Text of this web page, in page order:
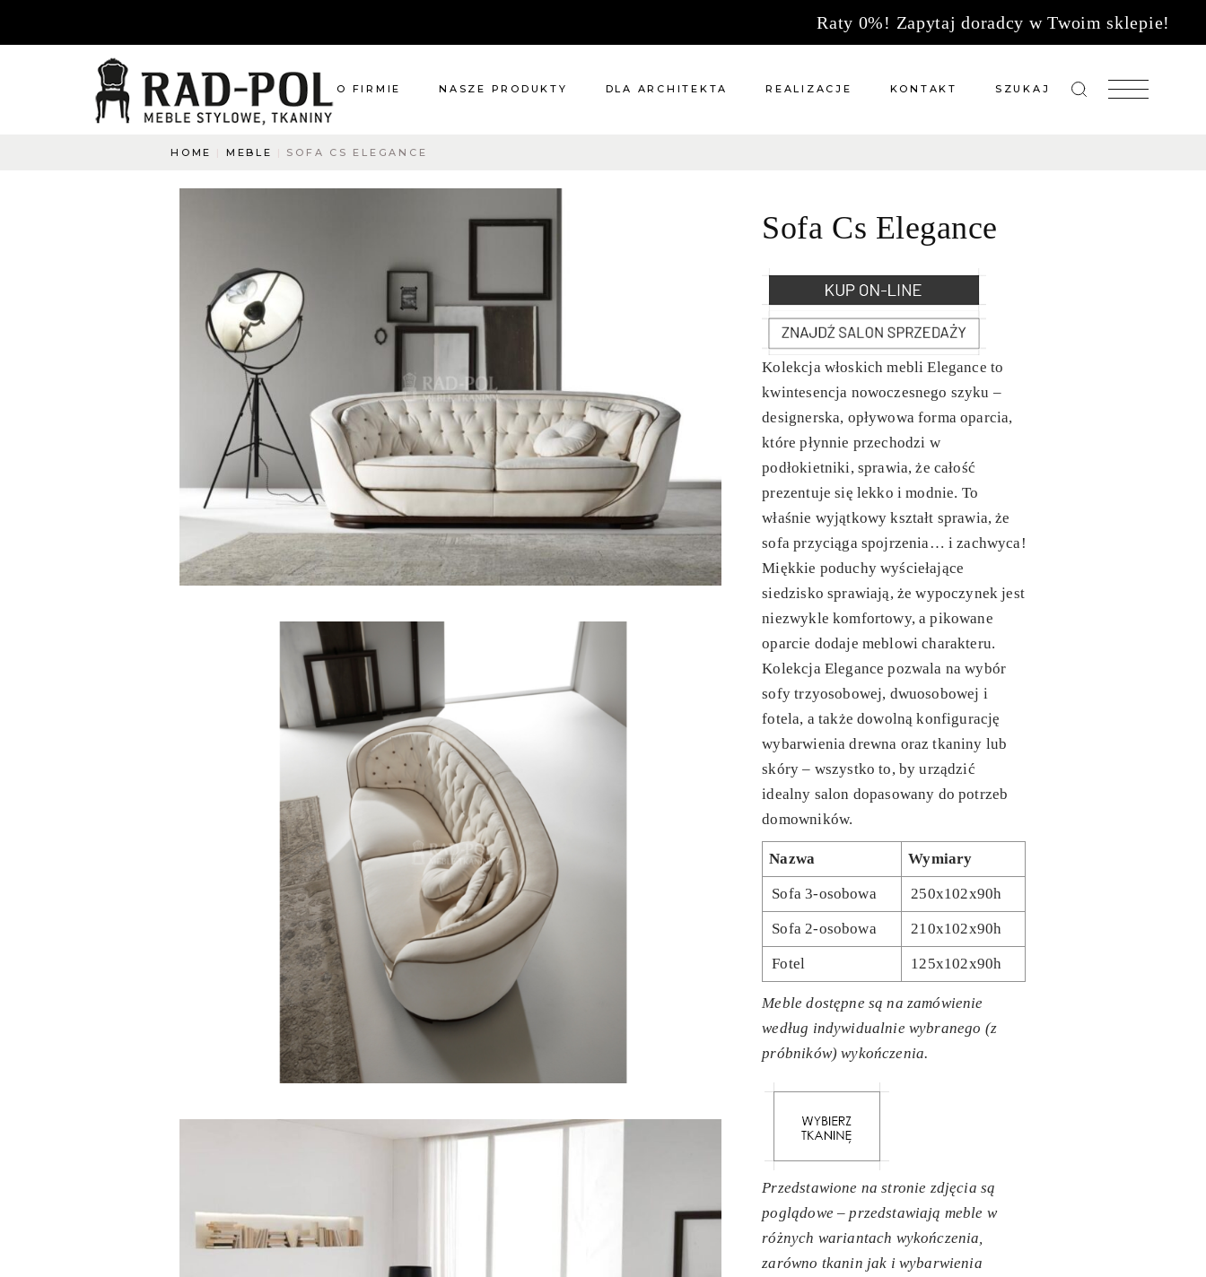
Raty 0%! Zapytaj doradcy w Twoim sklepie!
O FIRMIE
Napisz do nas
NASZE PRODUKTY
Oświetlenie
Dodatki
Tkaniny
Katalog
DLA ARCHITEKTA REALIZACJE KONTAKT
Kuchnie
Biuro
SZUKAJ
HOME MEBLE SOFA CS ELEGANCE
Sofa Cs Elegance
Kolekcja włoskich mebli Elegance to
kwintesencja nowoczesnego szyku –
designerska, opływowa forma oparcia,
które płynnie przechodzi w
podłokietniki, sprawia, że całość
prezentuje się lekko i modnie. To
właśnie wyjątkowy kształt sprawia, że
sofa przyciąga spojrzenia… i zachwyca!
Miękkie poduchy wyściełające
siedzisko sprawiają, że wypoczynek jest
niezwykle komfortowy, a pikowane
oparcie dodaje meblowi charakteru.
Kolekcja Elegance pozwala na wybór
sofy trzyosobowej, dwuosobowej i
fotela, a także dowolną konfigurację
wybarwienia drewna oraz tkaniny lub
skóry – wszystko to, by urządzić
idealny salon dopasowany do potrzeb
domowników.
Nazwa Wymiary
Sofa 3-osobowa 250x102x90h
Sofa 2-osobowa 210x102x90h
Fotel 125x102x90h
Meble dostępne są na zamówienie
według indywidualnie wybranego (z
próbników) wykończenia.
Przedstawione na stronie zdjęcia są
poglądowe – przedstawiają meble w
różnych wariantach wykończenia,
zarówno tkanin jak i wybarwienia